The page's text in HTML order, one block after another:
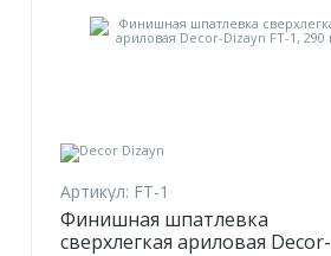
Артикул: FT-1
Финишная шпатлевка
сверхлегкая ариловая Decor-